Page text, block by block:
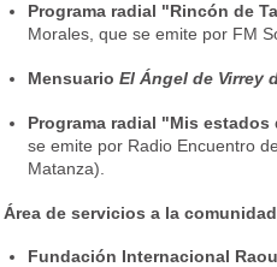
Programa radial "Rincón de
Morales, que se emite por FM
Mensuario El Ángel de Virrey
Programa radial "Mis estados
se emite por Radio Encuentro
Matanza).
Área de servicios a la comunidad
Fundación Internacional